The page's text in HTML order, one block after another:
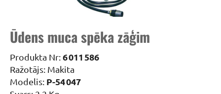
Ūdens muca spēka zāģim
Produkta Nr:6 011 586
Ražotājs: Makita
Modelis: P-54 047